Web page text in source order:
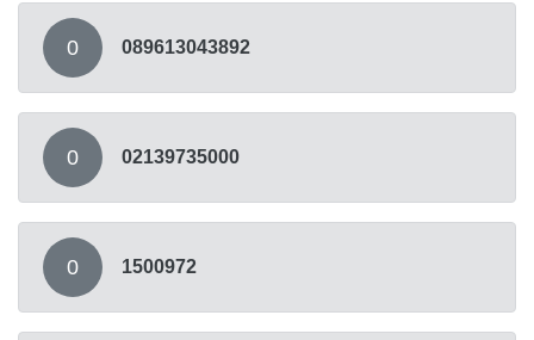
0 089613043892
0 02139735000
0 1500972